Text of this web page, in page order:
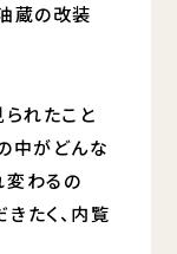
蔵の改装
れたこと
中がどんな
変わるの
たく、内覧